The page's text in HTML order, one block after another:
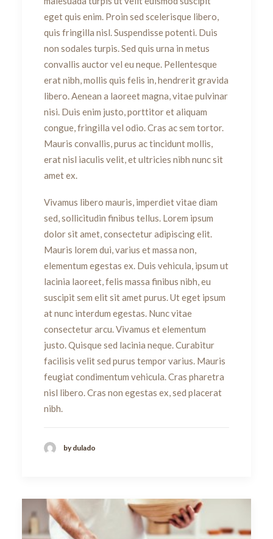
eget quis enim. Proin sed scelerisque libero,
quis fringilla nisl. Suspendisse potenti. Duis
non sodales turpis. Sed quis urna in metus
convallis auctor vel eu neque. Pellentesque
erat nibh, mollis quis felis in, hendrerit gravida
libero. Aenean a laoreet magna, vitae pulvinar
nisi. Duis enim justo, porttitor et aliquam
congue, fringilla vel odio. Cras ac sem tortor.
Mauris convallis, purus ac tincidunt mollis,
erat nisl iaculis velit, et ultricies nibh nunc sit
amet ex.
Vivamus libero mauris, imperdiet vitae diam
sed, sollicitudin finibus tellus. Lorem ipsum
dolor sit amet, consectetur adipiscing elit.
Mauris lorem dui, varius et massa non,
elementum egestas ex. Duis vehicula, ipsum ut
lacinia laoreet, felis massa finibus nibh, eu
suscipit sem elit sit amet purus. Ut eget ipsum
at nunc interdum egestas. Nunc vitae
consectetur arcu. Vivamus et elementum
justo. Quisque sed lacinia neque. Curabitur
facilisis velit sed purus tempor varius. Mauris
feugiat condimentum vehicula. Cras pharetra
nisl libero. Cras non egestas ex, sed placerat
nibh.
by dulado